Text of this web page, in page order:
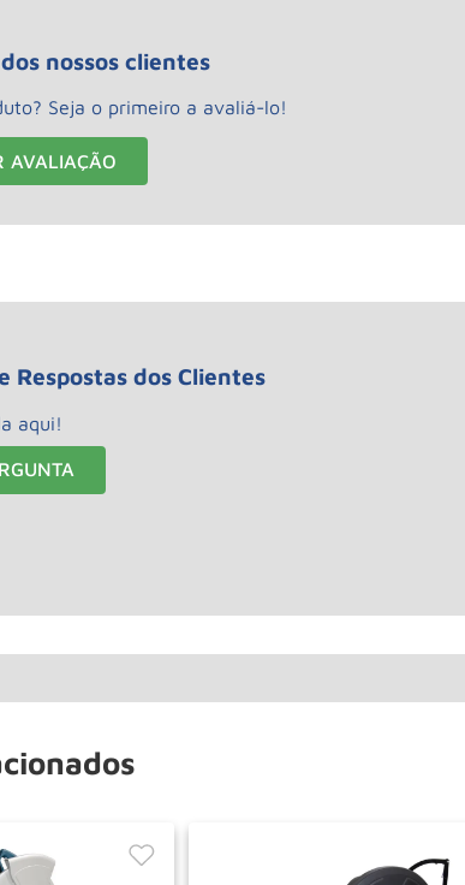
nossos clientes
Seja o primeiro a avaliá-lo!
AVALIAÇÃO
Respostas dos Clientes
aqui!